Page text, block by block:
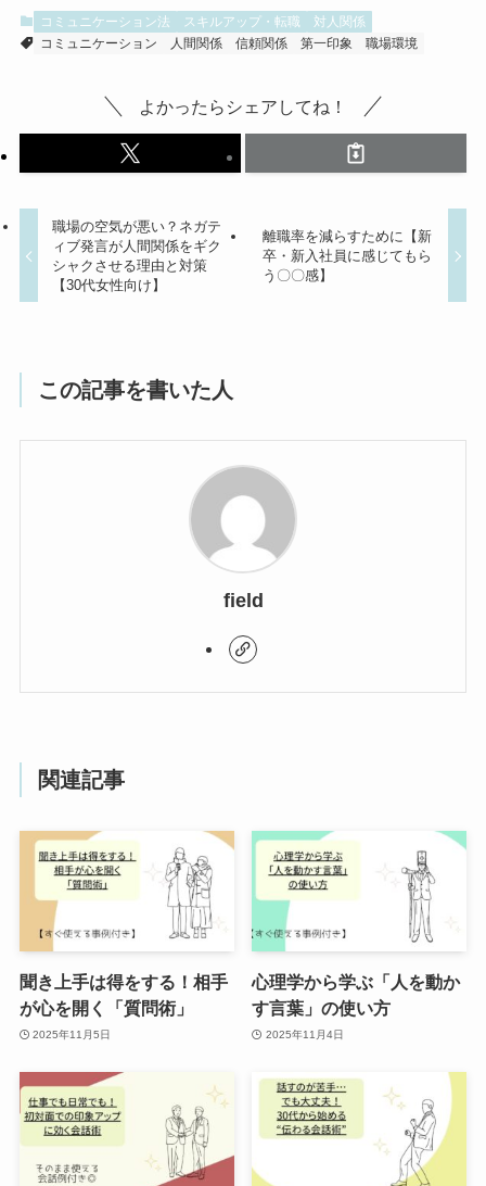
コミュニケーション法 スキルアップ・転職
対人関係
コミュニケーション
人間関係 信頼関係 第一印象 職場環境
よかったらシェアしてね！
職場の空気が悪い？ネガテ
ィブ発言が人間関係をギク
シャクさせる理由と対策
【30代女性向け】
離職率を減らすために【新
卒・新入社員に感じてもら
う〇〇感】
この記事を書いた人
field
関連記事
聞き上手は得をする！相手
が心を開く「質問術」
2025年11月5日
心理学から学ぶ「人を動か
す言葉」の使い方
2025年11月4日